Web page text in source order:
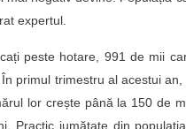
expertul.
peste hotare, 991 de mii
primul trimestru al acestui
lor crește până la 150 de
Practic jumătate din